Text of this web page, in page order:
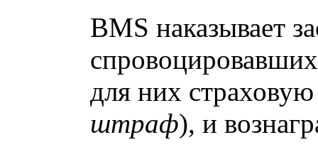
BMS наказывает
для них
штраф), и